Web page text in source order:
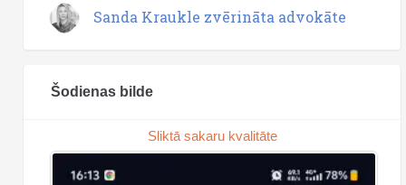
Sanda Kraukle zvērināta advokāte
Šodienas bilde
Sliktā sakaru kvalitāte